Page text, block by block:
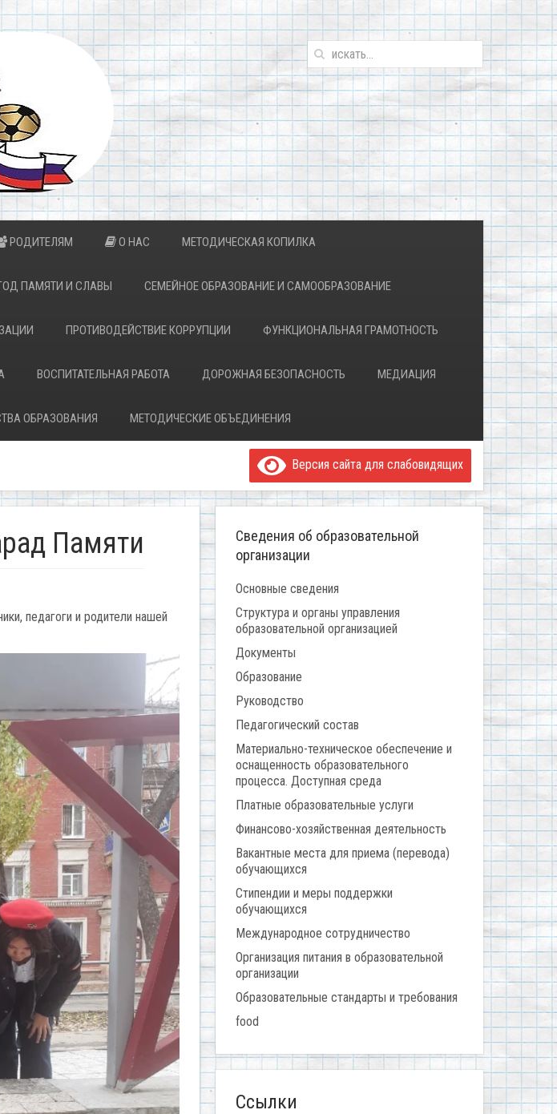
РОДИТЕЛЯМ О НАС МЕТОДИЧЕСКАЯ КОПИЛКА
ПАМЯТИ И СЛАВЫ СЕМЕЙНОЕ ОБРАЗОВАНИЕ И САМООБРАЗОВАНИЕ
ПРОТИВОДЕЙСТВИЕ КОРРУПЦИИ ФУНКЦИОНАЛЬНАЯ ГРАМОТНОСТЬ
ВОСПИТАТЕЛЬНАЯ РАБОТА ДОРОЖНАЯ БЕЗОПАСНОСТЬ МЕДИАЦИЯ
ОБРАЗОВАНИЯ МЕТОДИЧЕСКИЕ ОБЪЕДИНЕНИЯ
Версия сайта для слабовидящих
Памяти
педагоги и родители нашей
Сведения об образовательной
организации
Основные сведения
Структура и органы управления
образовательной организацией
Документы
Образование
Руководство
Педагогический состав
Материально-техническое обеспечение и
оснащенность образовательного
процесса. Доступная среда
Платные образовательные услуги
Финансово-хозяйственная деятельность
Вакантные места для приема (перевода)
обучающихся
Стипендии и меры поддержки
обучающихся
Международное сотрудничество
Организация питания в образовательной
организации
Образовательные стандарты и требования
food
Ссылки